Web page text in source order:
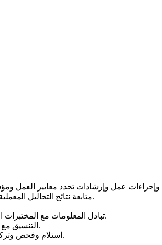
متابعة نتائج التحاليل المعملية والمواد المستخدمة، والتأكد من اتباع خطوات العمل القياسية داخل مختبرات الهيئة.
تبادل المعلومات مع المختبرات الدولية المتخصصة، ومقارنة نتائج مختبرات الهيئة مع النتائج القياسية لهذه المختبرات.
التنسيق مع مختبرات الدولة وهيئات المواصفات القياسية، في مجال تبادل الخبرات والمعلومات.
استلام وفحص وتركيب وتشغيل الأجهزة والمعدات وقطع الغيار التي ترد إلى المختبرات المختلفة بالهيئة.